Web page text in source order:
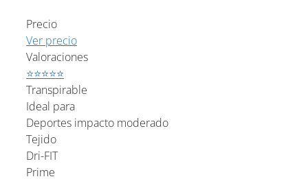
Precio
Ver precio
Valoraciones
⭐⭐⭐⭐⭐
Transpirable
Ideal para
Deportes impacto moderado
Tejido
Dri-FIT
Prime